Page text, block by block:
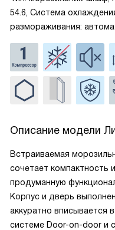
54.6, Система
размораживания:
Описание модели
Встраиваемая
сочетает компактность
продуманную
Корпус и дверь
аккуратно вписывается
системе Door-on-door и